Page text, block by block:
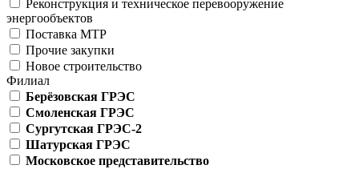
Реконструкция и техническое перевооружение
энергообъектов
Поставка МТР
Прочие закупки
Новое строительство
Филиал
Берёзовская ГРЭС
Смоленская ГРЭС
Сургутская ГРЭС-2
Шатурская ГРЭС
Московское представительство